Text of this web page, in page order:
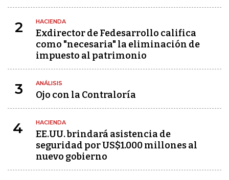
2 HACIENDA
Exdirector de Fedesarrollo califica
como "necesaria" la eliminación de
impuesto al patrimonio
3 ANÁLISIS
Ojo con la Contraloría
4 HACIENDA
EE.UU. brindará asistencia de
seguridad por US$1.000 millones al
nuevo gobierno